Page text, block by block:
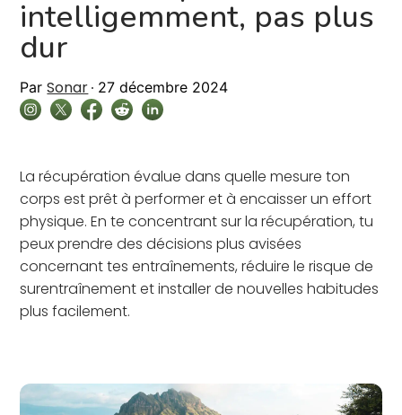
intelligemment, pas plus
dur
Par Sonar 27 décembre 2024
La récupération évalue dans quelle mesure ton
corps est prêt à performer et à encaisser un effort
physique. En te concentrant sur la récupération, tu
peux prendre des décisions plus avisées
concernant tes entraînements, réduire le risque de
surentraînement et installer de nouvelles habitudes
plus facilement.